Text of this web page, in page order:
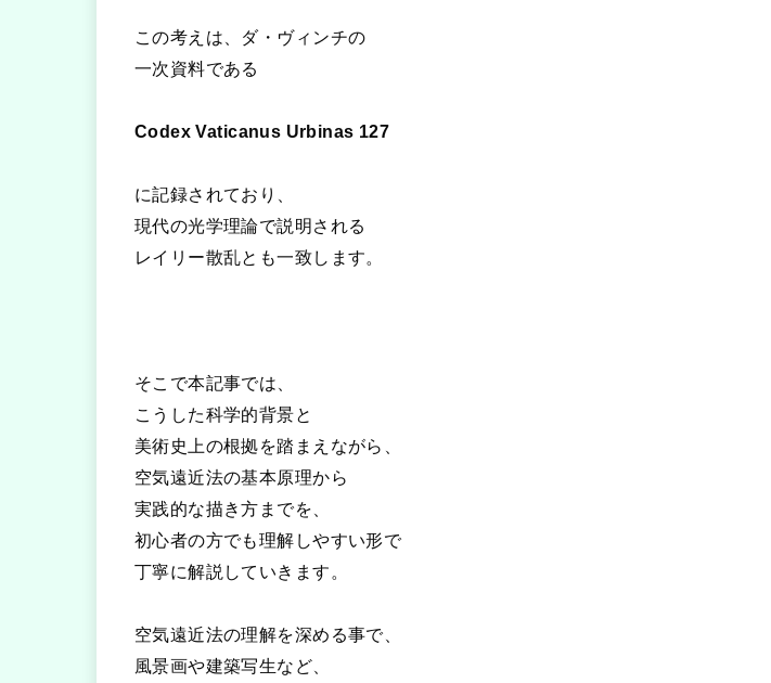
この考えは、ダ・ヴィンチの
一次資料である
Codex Vaticanus Urbinas 127
に記録されており、
現代の光学理論で説明される
レイリー散乱とも一致します。
そこで本記事では、
こうした科学的背景と
美術史上の根拠を踏まえながら、
空気遠近法の基本原理から
実践的な描き方までを、
初心者の方でも理解しやすい形で
丁寧に解説していきます。
空気遠近法の理解を深める事で、
風景画や建築写生など、